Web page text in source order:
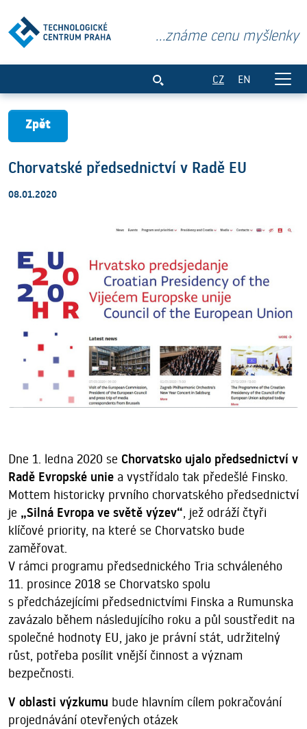
...známe cenu myšlenky
CZ EN
Zpět
Chorvatské předsednictví v Radě EU
08.01.2020
Dne 1. ledna 2020 se Chorvatsko ujalo předsednictví v
Radě Evropské unie a vystřídalo tak předešlé Finsko.
Mottem historicky prvního chorvatského předsednictví
je „Silná Evropa ve světě výzev“, jež odráží čtyři
klíčové priority, na které se Chorvatsko bude
zaměřovat.
V rámci programu předsednického Tria schváleného
11. prosince 2018 se Chorvatsko spolu
s předcházejícími předsednictvími Finska a Rumunska
zavázalo během následujícího roku a půl soustředit na
společné hodnoty EU, jako je právní stát, udržitelný
růst, potřeba posílit vnější činnost a význam
bezpečnosti.
V oblasti výzkumu bude hlavním cílem pokračování
projednávání otevřených otázek